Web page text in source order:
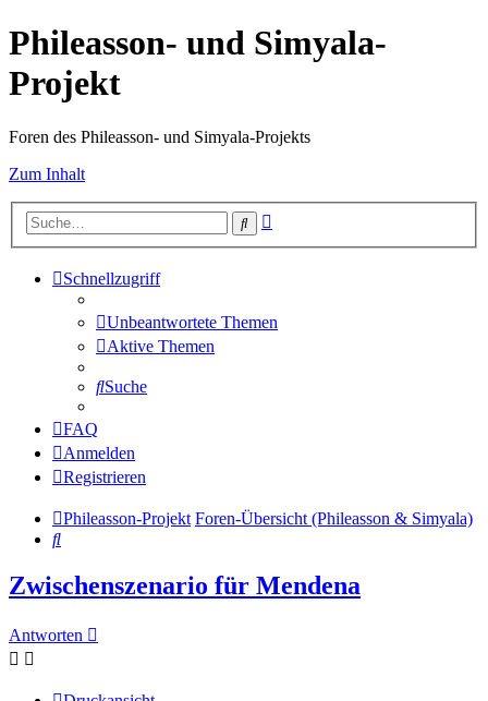
Phileasson- und Simyala-
Projekt
Foren des Phileasson- und Simyala-Projekts
Zum Inhalt
Suche
Schnellzugriff
Unbeantwortete Themen
Aktive Themen
Suche
FAQ
Anmelden
Registrieren
Phileasson-Projekt Foren-Übersicht (Phileasson & Simyala)
Suche
Zwischenszenario für Mendena
Antworten